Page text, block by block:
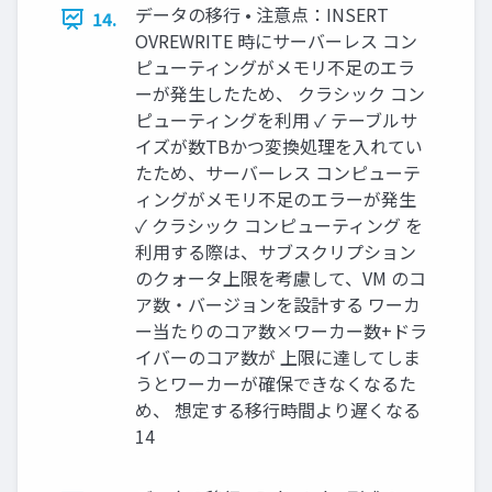
14.
データの移行 • 注意点：INSERT
OVREWRITE 時にサーバーレス コン
ピューティングがメモリ不足のエラ
ーが発生したため、 クラシック コン
ピューティングを利用 ✓ テーブルサ
イズが数TBかつ変換処理を入れてい
たため、サーバーレス コンピューテ
ィングがメモリ不足のエラーが発生
✓ クラシック コンピューティング を
利用する際は、サブスクリプション
のクォータ上限を考慮して、VM のコ
ア数・バージョンを設計する ワーカ
ー当たりのコア数×ワーカー数+ドラ
イバーのコア数が 上限に達してしま
うとワーカーが確保できなくなるた
め、 想定する移行時間より遅くなる
14